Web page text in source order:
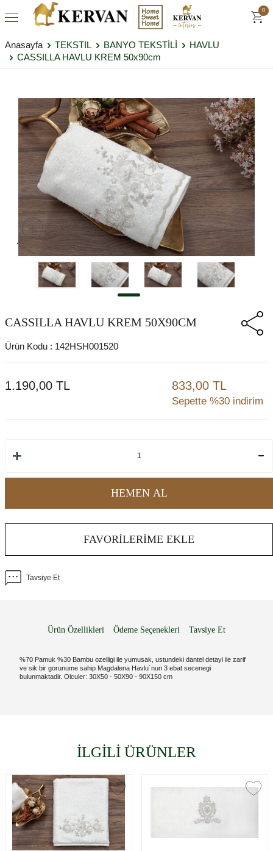
0
Anasayfa TEKSTIL BANYO TEKSTİLİ
HAVLU
CASSILLA HAVLU KREM 50x90cm
CASSILLA HAVLU KREM 50X90CM
Ürün Kodu : 142HSH001520
1.190,00 TL 833,00 TL
Sepette %30 indirim
HEMEN AL
FAVORILERIME EKLE
Tavsiye Et
Ürün Özellikleri Ödeme Seçenekleri Tavsiye Et
%70 Pamuk %30 Bambu ozelligi ile yumusak, ustundeki dantel detayi ile zarif
ve sik bir gorunume sahip Magdalena Havlu`nun 3 ebat secenegi
bulunmaktadir. Olculer: 30X50 - 50X90 - 90X150 cm
İLGİLİ ÜRÜNLER